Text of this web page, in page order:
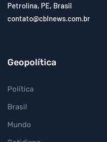
Petrolina, PE, Brasil
contato@cblnews.com.br
Geopolítica
Política
Brasil
Mundo